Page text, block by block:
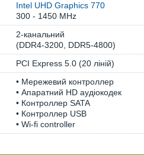
Intel UHD Graphics 770
300 - 1450 MHz
2-канальний
(DDR4-3200, DDR5-4800)
PCI Express 5.0 (20 ліній)
• Мережевий контроллер
• Апаратний HD аудіокодек
• Контроллер SATA
• Контроллер USB
• Wi-fi controller